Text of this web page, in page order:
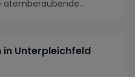
atemberaubende
Unterpleichfeld